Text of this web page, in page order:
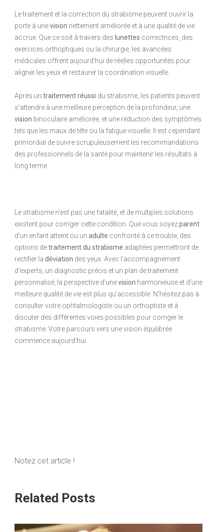
Le traitement et la correction du strabisme peuvent ouvrir la
porte à unevision nettement améliorée et à une qualité de vie
accrue. Que ce soit à travers des lunettes correctrices, des
exercices orthoptiques ou la chirurgie, les avancées
médicales offrent aujourd’hui de réelles opportunités pour
aligner les yeux et restaurer la coordination visuelle.
Après un traitement réussi du strabisme, les patients peuvent
s’attendre à une meilleure perception de la profondeur, une
vision binoculaire améliorée, et une réduction des symptômes
tels que les maux de tête ou la fatigue visuelle. Il est cependant
primordial de suivre scrupuleusement les recommandations
des professionnels de la santé pour maintenir les résultats à
long terme.
Le strabisme n’est pas une fatalité, et de multiples solutions
existent pour corriger cette condition. Que vous soyezparent
d’un enfant atteint ou un adulte confronté à ce trouble, des
options detraitement du strabisme adaptées permettront de
rectifier la déviation des yeux. Avec l’accompagnement
d’experts, un diagnostic précis et un plan de traitement
personnalisé, la perspective d’unevision harmonieuse et d’une
meilleure qualité de vie est plus qu’accessible. N’hésitez pas à
consulter votre ophtalmologiste ou un orthoptiste et à
discuter des différentes voies possibles pour corriger le
strabisme. Votre parcours vers une vision équilibrée
commence aujourd’hui.
Notez cet article !
Related Posts